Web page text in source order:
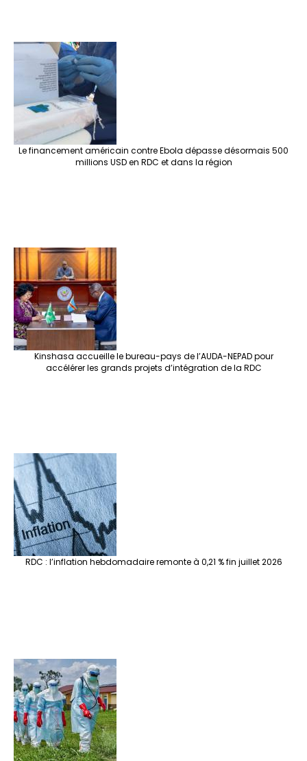
Le financement américain contre Ebola dépasse désormais 500
millions USD en RDC et dans la région
Kinshasa accueille le bureau-pays de l’AUDA-NEPAD pour
accélérer les grands projets d’intégration de la RDC
RDC : l’inflation hebdomadaire remonte à 0,21 % fin juillet 2026